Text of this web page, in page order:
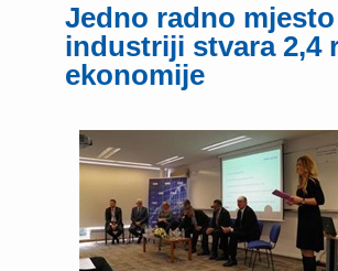
Jedno radno
industriji stvara 2,4
ekonomije